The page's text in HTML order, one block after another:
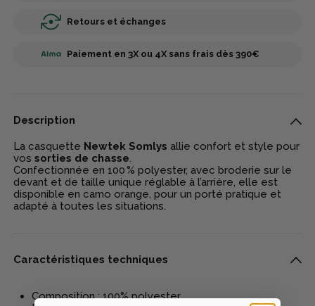
Retours et échanges
Paiement en 3X ou 4X sans frais dès 390€
Description
La casquette Newtek Somlys allie confort et style pour
vossorties de chasse.
Confectionnée en 100 % polyester, avec broderie sur le
devant et de taille unique réglable à l’arrière, elle est
disponible en camo orange, pour un porté pratique et
adapté à toutes les situations.
Caractéristiques techniques
Composition : 100% polyester.